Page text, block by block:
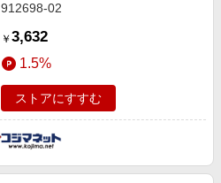
912698‐02
￥ 3,632
1.5%
ストアにすすむ